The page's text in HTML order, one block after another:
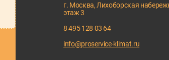
г. Москва, Лихоборская
этаж 3
8 495 128 03 64
info@proservice-klimat.ru